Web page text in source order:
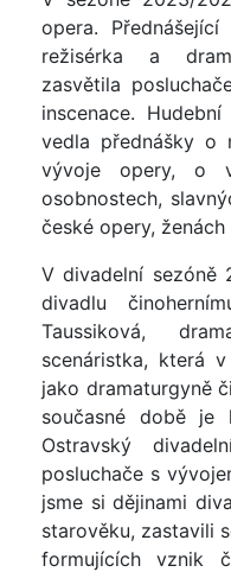
opera.
režisérka a
zasvětila
inscenace.
vedla přednášky o
vývoje opery, o
osobnostech,
české opery,
V divadelní sezóně
divadlu
Taussiková,
scenáristka, která
jako dramaturgyně
současné době je
Ostravský
posluchače s
jsme si dějinami
starověku, zastavili
formujících vznik